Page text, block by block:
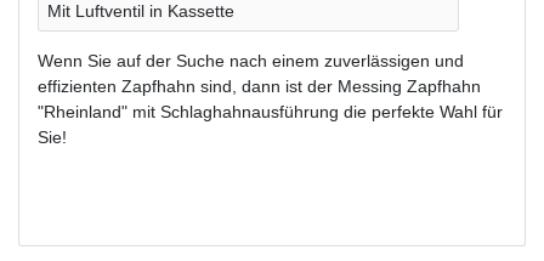
Mit Luftventil in Kassette
Wenn Sie auf der Suche nach einem zuverlässigen und
effizienten Zapfhahn sind, dann ist der Messing Zapfhahn
"Rheinland" mit Schlaghahnausführung die perfekte Wahl für
Sie!